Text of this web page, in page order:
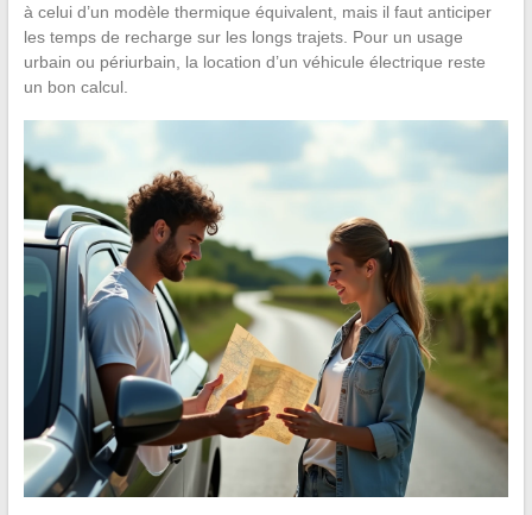
à celui d’un modèle thermique équivalent, mais il faut anticiper
les temps de recharge sur les longs trajets. Pour un usage
urbain ou périurbain, la location d’un véhicule électrique reste
un bon calcul.